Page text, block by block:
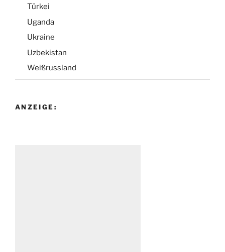
Türkei
Uganda
Ukraine
Uzbekistan
Weißrussland
ANZEIGE: